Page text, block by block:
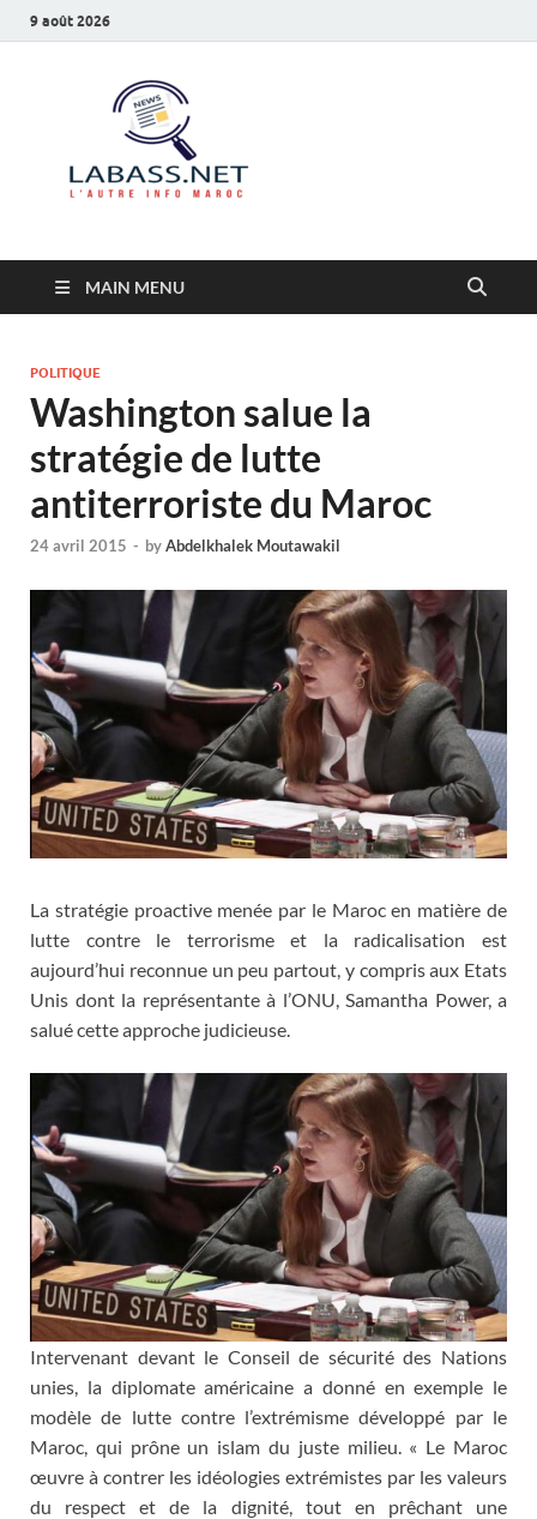
9 août 2026
MAIN MENU
POLITIQUE
Washington salue la
stratégie de lutte
antiterroriste du Maroc
24 avril 2015 - byAbdelkhalek Moutawakil
La stratégie proactive menée par le Maroc en matière de
lutte contre le terrorisme et la radicalisation est
aujourd’hui reconnue un peu partout, y compris aux Etats
Unis dont la représentante à l’ONU, Samantha Power, a
salué cette approche judicieuse.
Intervenant devant le Conseil de sécurité des Nations
unies, la diplomate américaine a donné en exemple le
modèle de lutte contre l’extrémisme développé par le
Maroc, qui prône un islam du juste milieu. « Le Maroc
œuvre à contrer les idéologies extrémistes par les valeurs
du respect et de la dignité, tout en prêchant une